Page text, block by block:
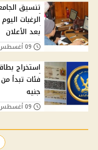
الرغبات
بعد الأعلان
جنيه